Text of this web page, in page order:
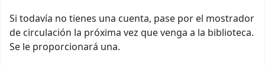
Si todavía no tienes una cuenta, pase por el mostrador
de circulación la próxima vez que venga a la biblioteca.
Se le proporcionará una.